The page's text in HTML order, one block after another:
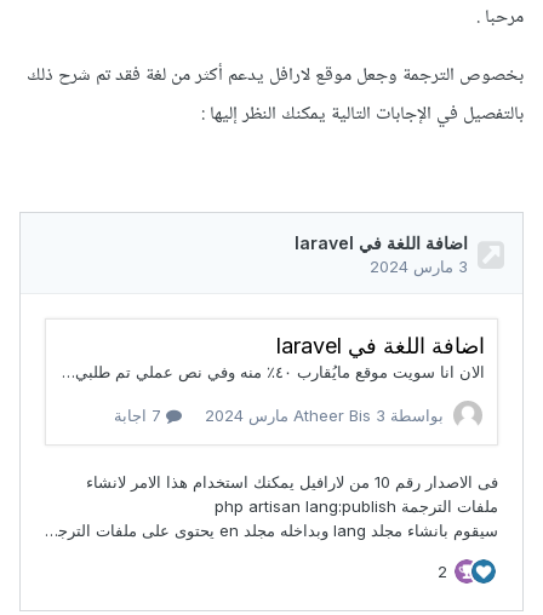
مرحبا .
بخصوص الترجمة وجعل موقع لارافل يدعم أكثر من لغة فقد تم شرح ذلك
بالتفصيل في الإجابات التالية يمكنك النظر إليها